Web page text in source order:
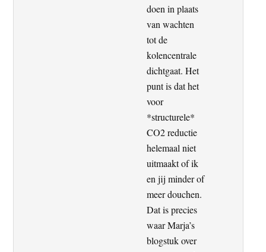
doen in plaats
van wachten
tot de
kolencentrale
dichtgaat. Het
punt is dat het
voor
*structurele*
CO2 reductie
helemaal niet
uitmaakt of ik
en jij minder of
meer douchen.
Dat is precies
waar Marja’s
blogstuk over